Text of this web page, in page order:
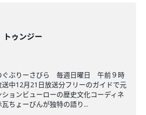
トゥンジー
ぐぶりーさびら 毎週日曜日 午前９時
中12月21日放送分フリーのガイドで元
ョンビューローの歴史文化コーディネ
ちょーびんが独特の語り...